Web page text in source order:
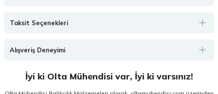
Taksit Seçenekleri
Alışveriş Deneyimi
İyi ki Olta Mühendisi var, İyi ki varsınız!